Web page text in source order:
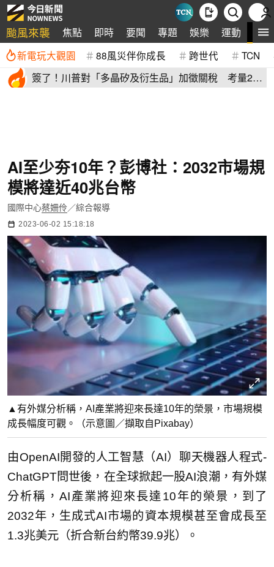
颱風來襲 焦點 即時 要聞 專題 娛樂 運動 全
新電玩大觀園 88風災伴你成長 跨世代 TCN
簽了！川普對「多晶矽及衍生品」加徵關稅 考量2原
AI至少夯10年？彭博社：2032市場規
模將達近40兆台幣
國際中心蔡姍伶／綜合報導
2023-06-02 15:18:18
▲有外媒分析稱，AI產業將迎來長達10年的榮景，市場規模
成長幅度可觀。（示意圖／擷取自Pixabay）
由OpenAI開發的人工智慧（AI）聊天機器人程式-
ChatGPT問世後，在全球掀起一股AI浪潮，有外媒
分析稱，AI產業將迎來長達10年的榮景，到了
2032年，生成式AI市場的資本規模甚至會成長至
1.3兆美元（折合新台約幣39.9兆）。